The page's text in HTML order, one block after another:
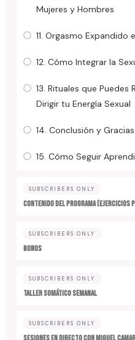
Mujeres y Hombres
11. Orgasmo Expandido
12. Cómo Integrar la
13. Rituales que
Dirigir tu Energía Sexual
14. Conclusión y Gracias
15. Cómo Seguir
SUBSCRIBERS ONLY
CONTENIDO DEL PROGRAMA
SUBSCRIBERS ONLY
BONOS
SUBSCRIBERS ONLY
TALLER SOMÁTICO SEMANAL
SUBSCRIBERS ONLY
SESIONES EN DIRECTO CON MIGUEL